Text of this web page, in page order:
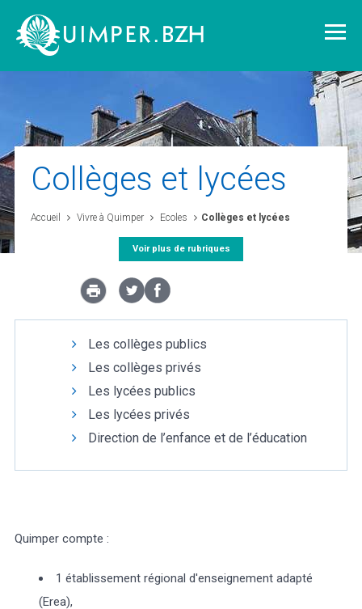
Vivre à Quimper
Découvrir Quimper
Quimper demain
Quimper citoyenne
L'agglomération
Collèges et lycées
Accueil Vivre à Quimper Ecoles Collèges et lycées
Voir plus de rubriques
Les collèges publics
Les collèges privés
Les lycées publics
Les lycées privés
Direction de l’enfance et de l’éducation
Quimper compte :
1 établissement régional d'enseignement adapté
(Erea),